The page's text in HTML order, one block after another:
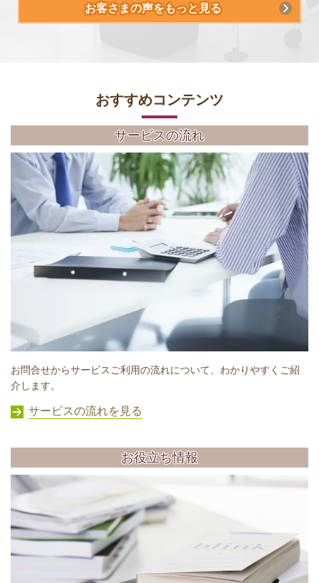
お客さまの声をもっと見る
おすすめコンテンツ
サービスの流れ
お問合せからサービスご利用の流れについて、わかりやすくご紹
介します。
サービスの流れを見る
お役立ち情報